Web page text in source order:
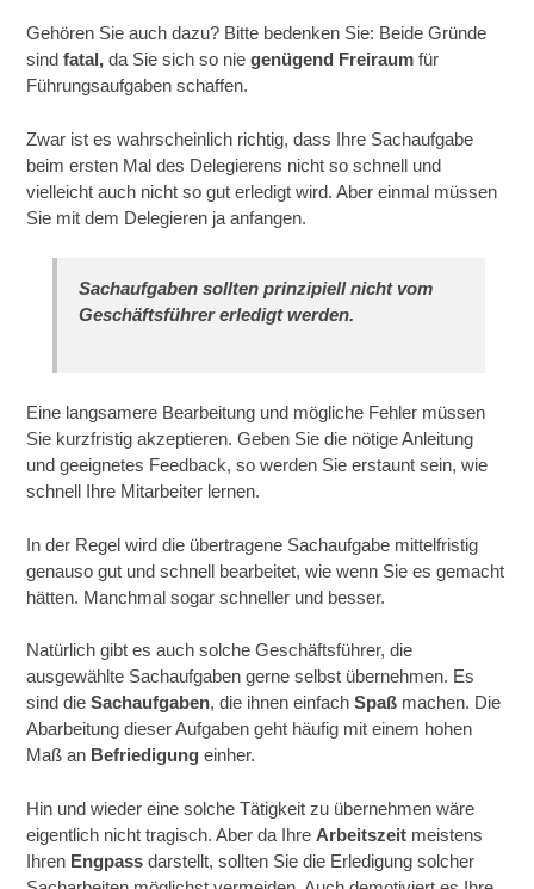
Gehören Sie auch dazu? Bitte bedenken Sie: Beide Gründe
sindfatal,da Sie sich so nie genügend Freiraumfür
Führungsaufgaben schaffen.
Zwar ist es wahrscheinlich richtig, dass Ihre Sachaufgabe
beim ersten Mal des Delegierens nicht so schnell und
vielleicht auch nicht so gut erledigt wird. Aber einmal müssen
Sie mit dem Delegieren ja anfangen.
Sachaufgaben sollten prinzipiell nicht vom
Geschäftsführer erledigt werden.
Eine langsamere Bearbeitung und mögliche Fehler müssen
Sie kurzfristig akzeptieren. Geben Sie die nötige Anleitung
und geeignetes Feedback, so werden Sie erstaunt sein, wie
schnell Ihre Mitarbeiter lernen.
In der Regel wird die übertragene Sachaufgabe mittelfristig
genauso gut und schnell bearbeitet, wie wenn Sie es gemacht
hätten. Manchmal sogar schneller und besser.
Natürlich gibt es auch solche Geschäftsführer, die
ausgewählte Sachaufgaben gerne selbst übernehmen. Es
sind die Sachaufgaben, die ihnen einfachSpaßmachen. Die
Abarbeitung dieser Aufgaben geht häufig mit einem hohen
Maß an Befriedigungeinher.
Hin und wieder eine solche Tätigkeit zu übernehmen wäre
eigentlich nicht tragisch. Aber da Ihre Arbeitszeitmeistens
Ihren Engpassdarstellt, sollten Sie die Erledigung solcher